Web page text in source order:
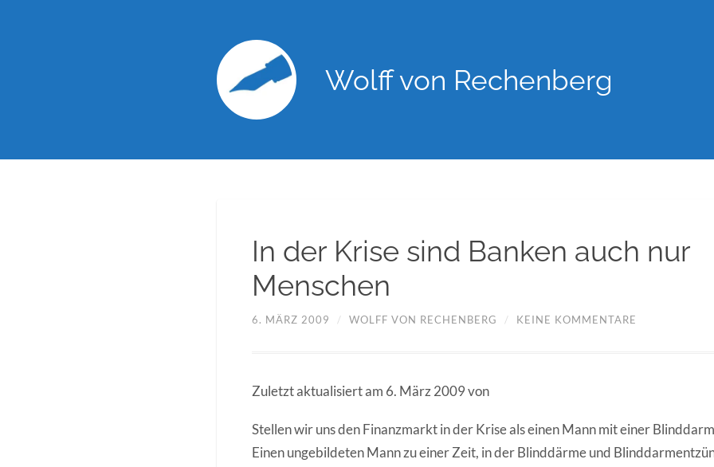
Wolff von Rechenberg
In der Krise sind Banken auch nur
Menschen
6. MÄRZ 2009 / WOLFF VON RECHENBERG / KEINE KOMMENTARE
Zuletzt aktualisiert am 6. März 2009 von
Stellen wir uns den Finanzmarkt in der Krise als einen Mann mit einer
Einen ungebildeten Mann zu einer Zeit, in der Blinddärme und